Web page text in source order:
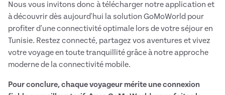
Nous vous invitons donc à télécharger notre application et
à découvrir dès aujourd'hui la solution GoMoWorld pour
profiter d'une connectivité optimale lors de votre séjour en
Tunisie. Restez connecté, partagez vos aventures et vivez
votre voyage en toute tranquillité grâce à notre approche
moderne de la connectivité mobile.
Pour conclure, chaque voyageur mérite une connexion